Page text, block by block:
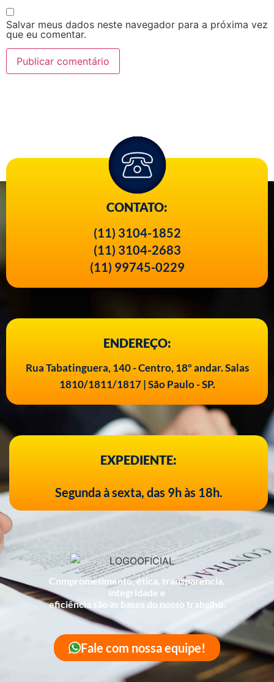
Salvar meus dados neste navegador para a próxima vez
que eu comentar.
CONTATO:
(11) 3104-1852
(11) 3104-2683
(11) 99745-0229
ENDEREÇO:
Rua Tabatinguera, 140 - Centro, 18º andar. Salas
1810/1811/1817 | São Paulo - SP.
EXPEDIENTE:
Segunda à sexta, das 9h às 18h.
Comprometimento, ética, transparência,
integridade e
eficiência são as bases do nosso trabalho.
Fale com nossa equipe!